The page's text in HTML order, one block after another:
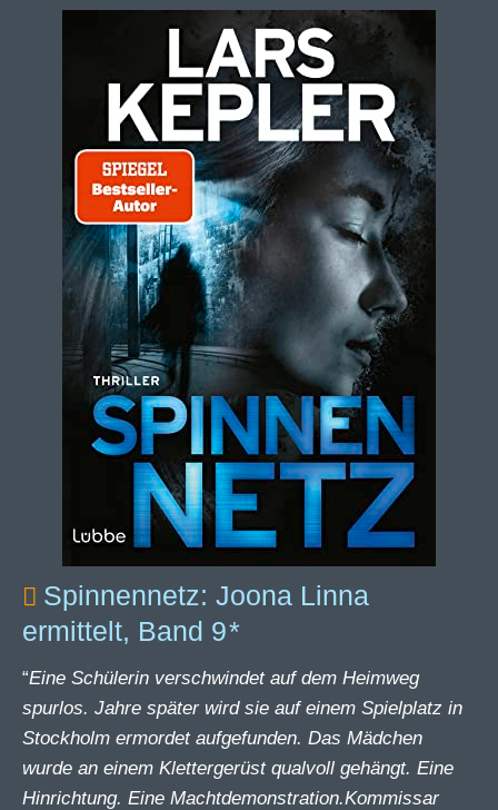
Spinnennetz: Joona Linna
ermittelt, Band 9
“Eine Schülerin verschwindet auf dem Heimweg
spurlos. Jahre später wird sie auf einem Spielplatz in
Stockholm ermordet aufgefunden. Das Mädchen
wurde an einem Klettergerüst qualvoll gehängt. Eine
Hinrichtung. Eine Machtdemonstration.Kommissar